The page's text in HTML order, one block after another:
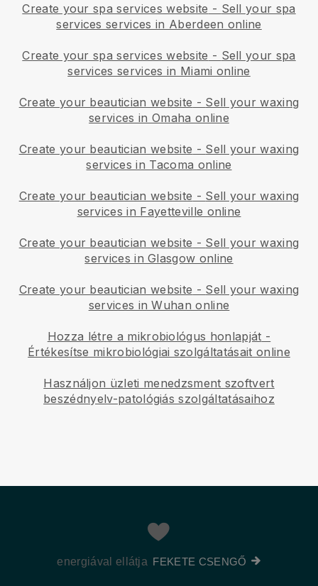
Create your spa services website - Sell your spa
services services in Aberdeen online
Create your spa services website - Sell your spa
services services in Miami online
Create your beautician website - Sell your waxing
services in Omaha online
Create your beautician website - Sell your waxing
services in Tacoma online
Create your beautician website - Sell your waxing
services in Fayetteville online
Create your beautician website - Sell your waxing
services in Glasgow online
Create your beautician website - Sell your waxing
services in Wuhan online
Hozza létre a mikrobiológus honlapját -
Értékesítse mikrobiológiai szolgáltatásait online
Használjon üzleti menedzsment szoftvert
beszédnyelv-patológiás szolgáltatásaihoz
energiával ellátja FEKETE CSENGŐ